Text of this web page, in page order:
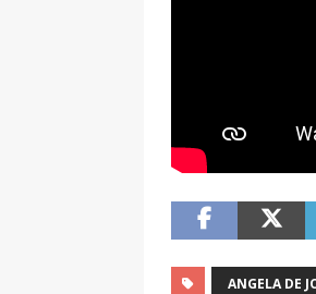
ANGELA DE